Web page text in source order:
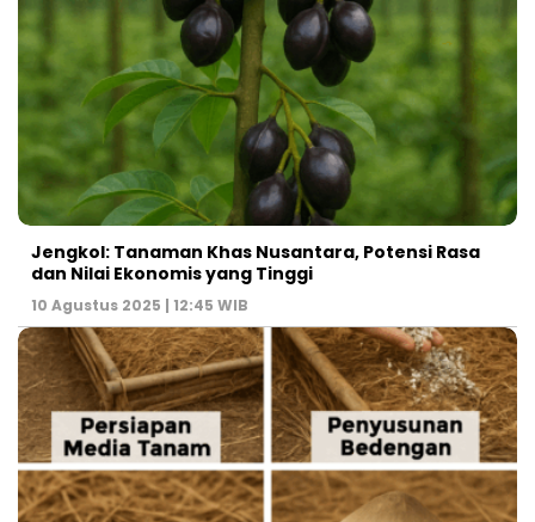
Jengkol: Tanaman Khas Nusantara, Potensi Rasa
dan Nilai Ekonomis yang Tinggi
10 Agustus 2025 | 12:45 WIB